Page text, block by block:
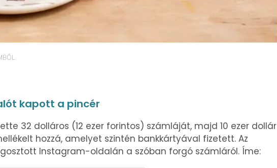
kapott a pincér
32 dolláros (12 ezer forintos) számláját, majd 10 ezer dollár
hozzá, amelyet szintén bankkártyával fizetett. Az
Instagram-oldalán a szóban forgó számláról. Íme: